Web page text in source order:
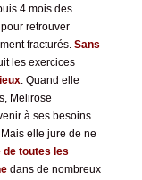
4 mois des
pour retrouver
fracturés. Sans
les exercices
. Quand elle
Melirose
à ses besoins
elle jure de ne
toutes les
dans de nombreux